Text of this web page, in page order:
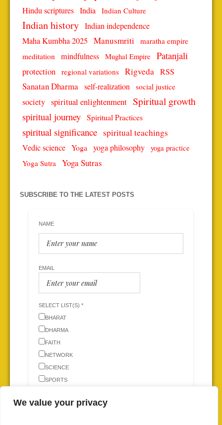
We value your privacy
Hindu scriptures India Indian Culture
Indian history Indian independence
Maha Kumbha 2025 Manusmriti
maratha empire
meditation
mindfulness Mughal Empire Patanjali
protection regional variations Rigveda RSS
Sanatan Dharma self-realization social justice
society spiritual enlightenment Spiritual growth
spiritual journey Spiritual Practices
spiritual significance spiritual teachings
Vedic science Yoga yoga philosophy yoga practice
Yoga Sutra Yoga Sutras
SUBSCRIBE TO THE LATEST POSTS
NAME
EMAIL
SELECT LIST(S) *
BHARAT
DHARMA
FAITH
NETWORK
SCIENCE
SPORTS
ALL